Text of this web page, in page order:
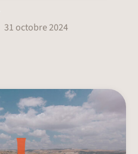
31 octobre 2024